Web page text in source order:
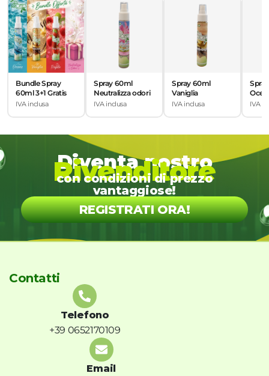
Bundle Spray
60ml 3+1 Gratis
IVA inclusa
Spray 60ml
Neutralizza odori
IVA inclusa
Spray 60ml
Vaniglia
IVA inclusa IVA
Diventa nostro
Rivenditore
con condizioni di prezzo
vantaggiose!
REGISTRATI ORA!
Contatti
Telefono
+39 0652170109
Email